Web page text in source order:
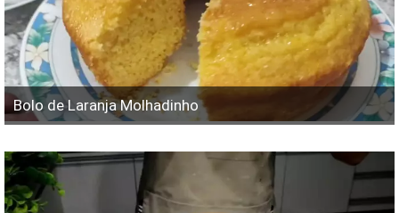
Bolo de Laranja Molhadinho